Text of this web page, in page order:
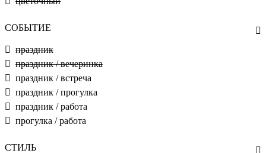
СОБЫТИЕ
праздник
праздник / вечеринка
праздник / встреча
праздник / прогулка
праздник / работа
прогулка / работа
СТИЛЬ